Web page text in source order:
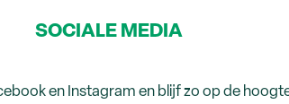
SOCIALE MEDIA
en Instagram en blijf zo op de